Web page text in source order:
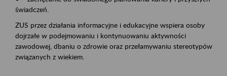
świadczeń.
ZUS przez działania informacyjne i edukacyjne wspiera osoby
dojrzałe w podejmowaniu i kontynuowaniu aktywności
zawodowej, dbaniu o zdrowie oraz przełamywaniu stereotypów
związanych z wiekiem.